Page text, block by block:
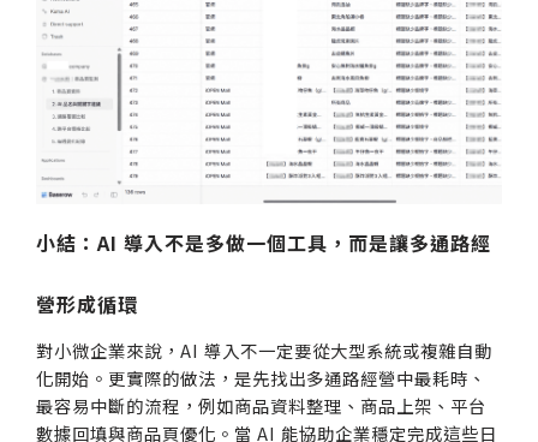
小結：AI 導入不是多做一個工具，而是讓多通路經
營形成循環
對小微企業來說，AI 導入不一定要從大型系統或複雜自動
化開始。更實際的做法，是先找出多通路經營中最耗時、
最容易中斷的流程，例如商品資料整理、商品上架、平台
數據回填與商品頁優化。當 AI 能協助企業穩定完成這些日